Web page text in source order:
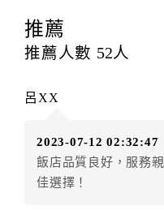
提出申辦不得異動訂單。
每筆訂單異動限定
辦理取消退款。
房者應補足差額。（限原
房者不得要求退其差額
五、保留住宿權益(保
推薦
推薦人數 52人
呂XX
2023-07-12 02:32:47
飯店品質良好，服務
佳選擇！